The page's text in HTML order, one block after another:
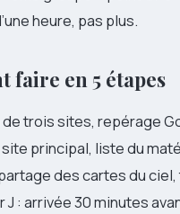
heure, pas plus.
faire en 5 étapes
trois sites, repérage
principal, liste du
des cartes du
J : arrivée 30 minutes